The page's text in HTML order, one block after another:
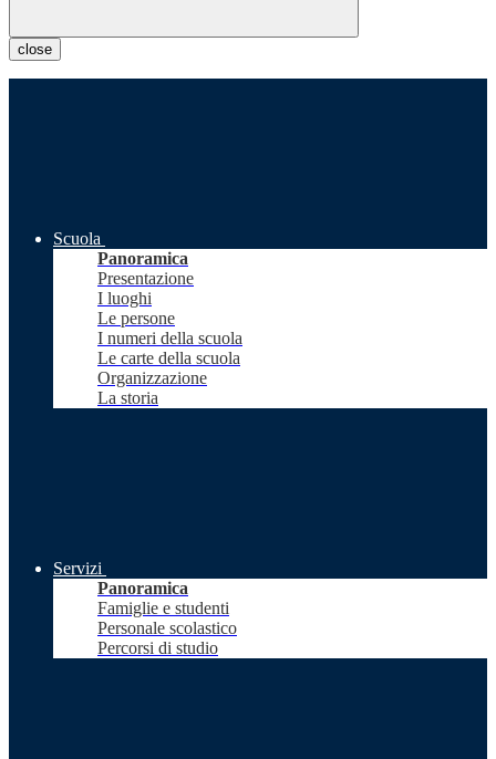
close
Scuola
Panoramica
Presentazione
I luoghi
Le persone
I numeri della scuola
Le carte della scuola
Organizzazione
La storia
Servizi
Panoramica
Famiglie e studenti
Personale scolastico
Percorsi di studio